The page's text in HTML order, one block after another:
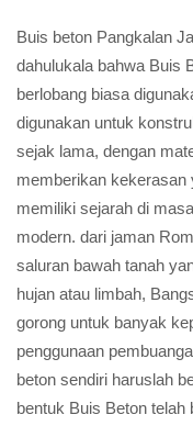
Buis beton Pangkalan
dahulukala bahwa Buis
berlobang biasa
digunakan untuk
sejak lama, dengan
memberikan kekerasan
memiliki sejarah di
modern. dari jaman
saluran bawah tanah
hujan atau limbah,
gorong untuk banyak
penggunaan
beton sendiri haruslah
bentuk Buis Beton telah